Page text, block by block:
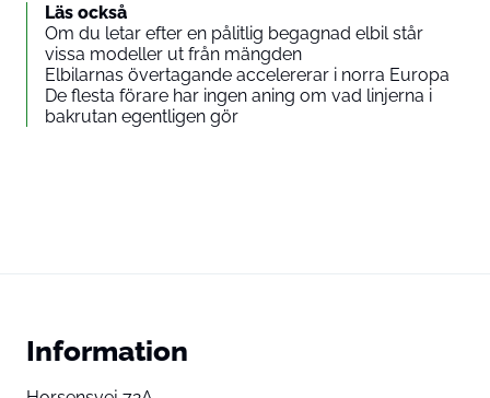
Läs också
Om du letar efter en pålitlig begagnad elbil står
vissa modeller ut från mängden
Elbilarnas övertagande accelererar i norra Europa
De flesta förare har ingen aning om vad linjerna i
bakrutan egentligen gör
Information